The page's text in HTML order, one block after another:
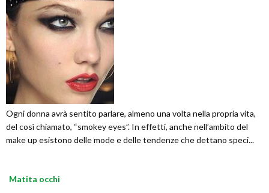
Ogni donna avrà sentito parlare, almeno una volta nella propria vita,
del così chiamato, “smokey eyes”. In effetti, anche nell’ambito del
make up esistono delle mode e delle tendenze che dettano speci...
Matita occhi